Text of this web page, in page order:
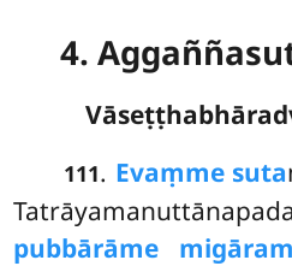
4.
111. Evaṃme suta
pubbārāme